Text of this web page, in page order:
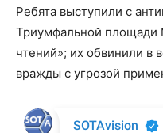
Ребята выступили с
Триумфальной площади
чтений»; их обвинили в
вражды с угрозой